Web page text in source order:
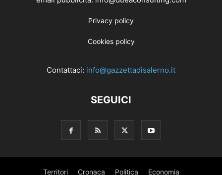
Privacy policy
Cookies policy
Contattaci: info@gazzettadisalerno.it
SEGUICI
Territori Cronaca Politica Economia